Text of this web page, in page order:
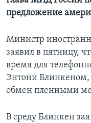
предложение
Министр
заявил в пятницу,
время для
Энтони Блинкеном,
обмен пленными
В среду Блинкен